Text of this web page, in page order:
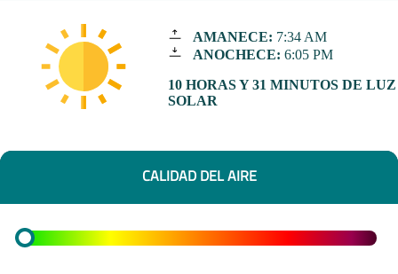
AMANECE: 7:34 AM
ANOCHECE: 6:05 PM
10 HORAS Y 31 MINUTOS DE LUZ
SOLAR
CALIDAD DEL AIRE